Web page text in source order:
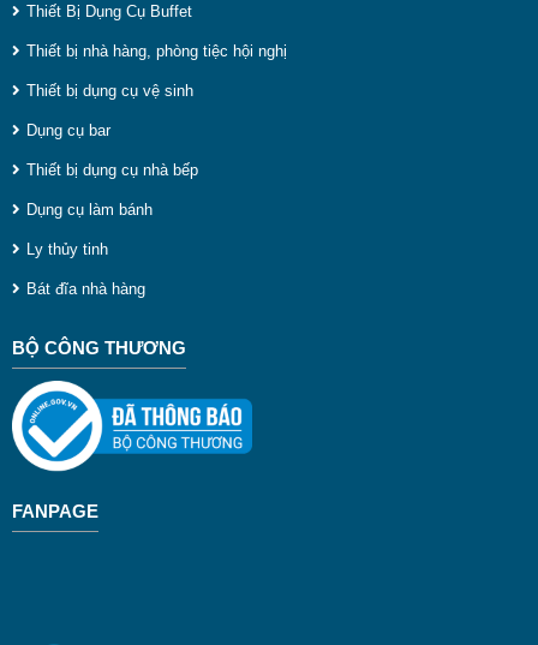
Thiết Bị Dụng Cụ Buffet
Thiết bị nhà hàng, phòng tiệc hội nghị
Thiết bị dụng cụ vệ sinh
Dụng cụ bar
Thiết bị dụng cụ nhà bếp
Dụng cụ làm bánh
Ly thủy tinh
Bát đĩa nhà hàng
BỘ CÔNG THƯƠNG
FANPAGE